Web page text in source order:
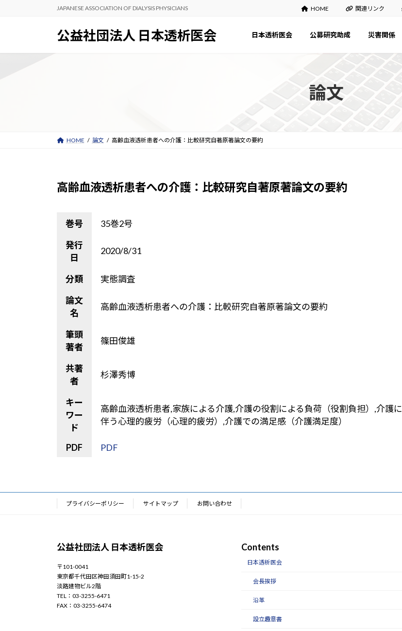
JAPANESE ASSOCIATION OF DIALYSIS PHYSICIANS HOME 関連リンク
公益社団法人 日本透析医会 日本透析医会 公募研究助成 災害関係
論文
HOME 論文 高齢血液透析患者への介護：比較研究――自著原著論文の要約――
高齢血液透析患者への介護：比較研究――自著原著論文の要約――
巻号
35巻2号
発行
日
2020/8/31
分類
実態調査
論文
名
高齢血液透析患者への介護：比較研究――自著原著論文の要約――
筆頭
著者
篠田俊雄
共著
者
杉澤秀博
キー
ワー
ド
高齢血液透析患者,家族による介護,介護の役割による負荷（役割負担）,介護に
伴う心理的疲労（心理的疲労）,介護での満足感（介護満足度）
PDF PDF
プライバシーポリシー サイトマップ お問い合わせ
公益社団法人 日本透析医会
〒101-0041
東京都千代田区神田須田町1-15-2
淡路建物ビル2階
TEL：03-3255-6471
FAX：03-3255-6474
Contents
日本透析医会
会長挨拶
沿革
設立趣意書